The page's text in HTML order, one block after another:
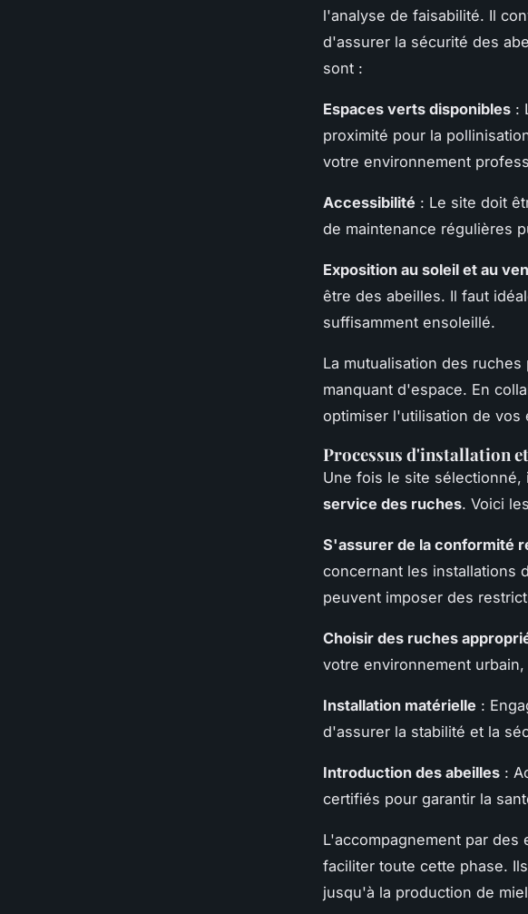
l'analyse de faisabilité. Il
d'assurer la sécurité des
sont :
Espaces verts disponibles :
proximité pour la
votre environnement
Accessibilité : Le site doit
de maintenance régulières
Exposition au soleil et au
être des abeilles. Il faut
suffisamment ensoleillé.
La mutualisation des
manquant d'espace. En
optimiser l'utilisation de vos
Processus d'installation
Une fois le site sélectionné,
service des ruches. Voici
S'assurer de la conformité
concernant les installations
peuvent imposer des
Choisir des ruches
votre environnement
Installation matérielle :
d'assurer la stabilité et la
Introduction des abeilles :
certifiés pour garantir la
L'accompagnement par
faciliter toute cette phase.
jusqu'à la production de